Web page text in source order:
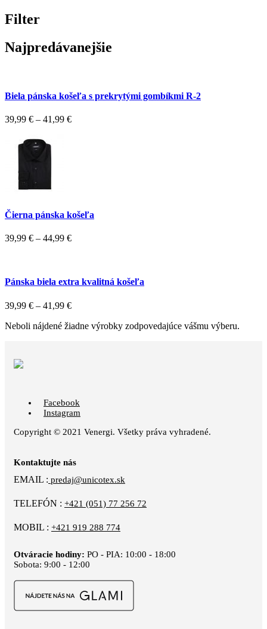
Filter
Najpredávanejšie
Biela pánska košeľa s prekrytými gombíkmi R-2
39,99 € – 41,99 €
Čierna pánska košeľa
39,99 € – 44,99 €
Pánska biela extra kvalitná košeľa
39,99 € – 41,99 €
Neboli nájdené žiadne výrobky zodpovedajúce vášmu výberu.
Facebook
Instagram
Copyright © 2021 Venergi. Všetky práva vyhradené.
Kontaktujte nás
EMAIL : predaj@unicotex.sk
TELEFÓN : +421 (051) 77 256 72
MOBIL : +421 919 288 774
Otváracie hodiny: PO - PIA: 10:00 - 18:00
Sobota: 9:00 - 12:00